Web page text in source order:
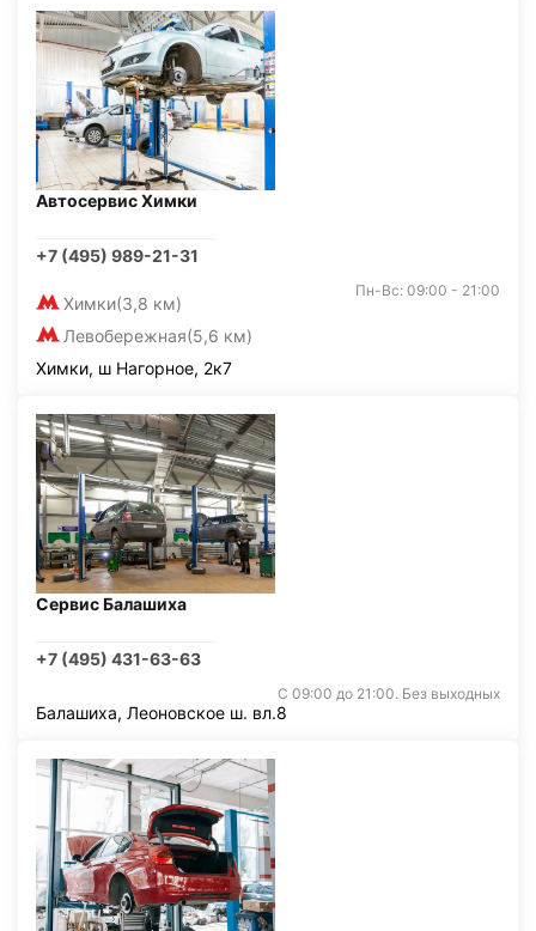
Автосервис Химки
+7 (495) 989-21-31
Химки(3,8 км)
Левобережная(5,6 км)
Пн-Вс: 09:00 - 21:00
Химки, ш Нагорное, 2к7
Сервис Балашиха
+7 (495) 431-63-63
С 09:00 до 21:00. Без выходных
Балашиха, Леоновское ш. вл.8